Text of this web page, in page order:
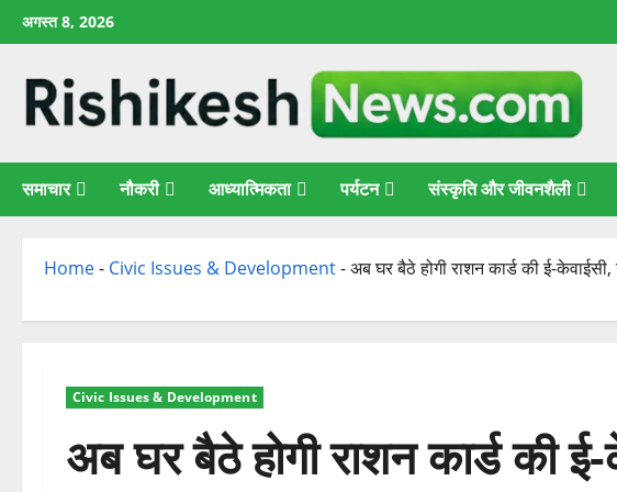
छोड़कर
सामग्री
अगस्त 8, 2026
समाचार नौकरी आध्यात्मिकता पर्यटन संस्कृति और जीवनशैली
Home- Civic Issues & Development-अब घर बैठे होगी राशन कार्ड की ई-
Civic Issues & Development
अब घर बैठे होगी राशन कार्ड की